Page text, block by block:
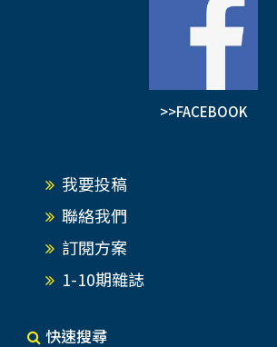
>>FACEBOOK
我要投稿
聯絡我們
訂閱方案
1-10期雜誌
快速搜尋